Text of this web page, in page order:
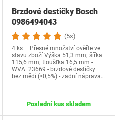
Brzdové destičky Bosch
0986494043
(5×)
4 ks – Přesné množství ověřte ve
stavu zboží Výška 51,3 mm; šířka
115,6 mm; tloušťka 16,5 mm -
WVA: 23669 - brzdové destičky
bez mědi (<0,5%) - zadní náprava…
Poslední kus skladem